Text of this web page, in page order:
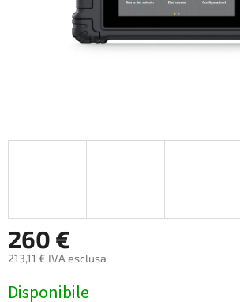
260 €
213,11 € IVA esclusa
price:
Disponibile